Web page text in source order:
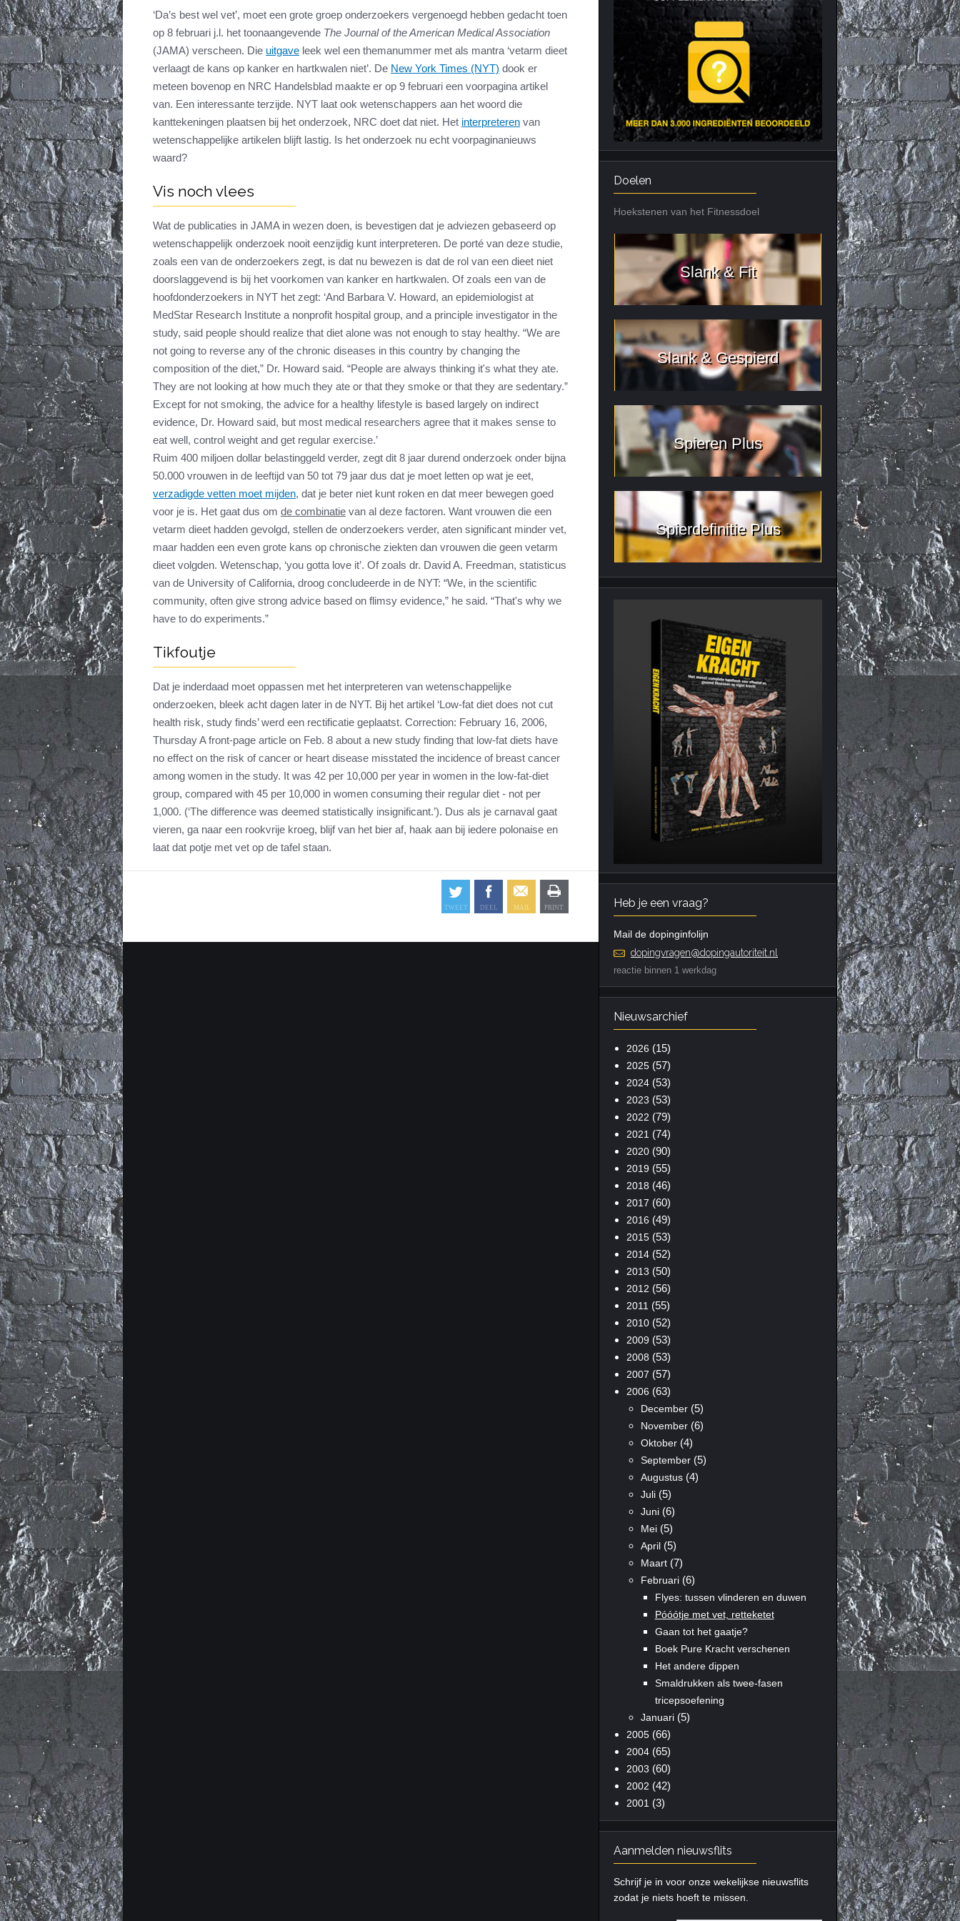
Cardiotraining
Combi van cardio en kracht
Trainingsfouten top 10
Veel gestelde vragen
Nutriënt Timing
Veel gestelde vragen
Citrus Aurantium
Tribulus Terrestris
Vitaminen en
mineralen
Weight Gainers
Nieuws archief
‘Da’s best wel vet’, moet een grote groep onderzoekers vergenoegd hebben gedacht toen
op 8 februari j.l. het toonaangevende The Journal of the American Medical Association
(JAMA) verscheen. Die uitgave leek wel een themanummer met als mantra ‘vetarm dieet
verlaagt de kans op kanker en hartkwalen niet’. De New York Times (NYT) dook er
meteen bovenop en NRC Handelsblad maakte er op 9 februari een voorpagina artikel
van. Een interessante terzijde. NYT laat ook wetenschappers aan het woord die
kanttekeningen plaatsen bij het onderzoek, NRC doet dat niet. Het interpreteren van
wetenschappelijke artikelen blijft lastig. Is het onderzoek nu echt voorpaginanieuws
waard?
Vis noch vlees
Wat de publicaties in JAMA in wezen doen, is bevestigen dat je adviezen gebaseerd op
wetenschappelijk onderzoek nooit eenzijdig kunt interpreteren. De porté van deze studie,
zoals een van de onderzoekers zegt, is dat nu bewezen is dat de rol van een dieet niet
doorslaggevend is bij het voorkomen van kanker en hartkwalen. Of zoals een van de
hoofdonderzoekers in NYT het zegt: ‘And Barbara V. Howard, an epidemiologist at
MedStar Research Institute a nonprofit hospital group, and a principle investigator in the
study, said people should realize that diet alone was not enough to stay healthy. “We are
not going to reverse any of the chronic diseases in this country by changing the
composition of the diet,” Dr. Howard said. “People are always thinking it's what they ate.
They are not looking at how much they ate or that they smoke or that they are sedentary.”
Except for not smoking, the advice for a healthy lifestyle is based largely on indirect
evidence, Dr. Howard said, but most medical researchers agree that it makes sense to
eat well, control weight and get regular exercise.’
Ruim 400 miljoen dollar belastinggeld verder, zegt dit 8 jaar durend onderzoek onder bijna
50.000 vrouwen in de leeftijd van 50 tot 79 jaar dus dat je moet letten op wat je eet,
verzadigde vetten moet mijden, dat je beter niet kunt roken en dat meer bewegen goed
voor je is. Het gaat dus om de combinatie van al deze factoren. Want vrouwen die een
vetarm dieet hadden gevolgd, stellen de onderzoekers verder, aten significant minder vet,
maar hadden een even grote kans op chronische ziekten dan vrouwen die geen vetarm
dieet volgden. Wetenschap, ‘you gotta love it’. Of zoals dr. David A. Freedman, statisticus
van de University of California, droog concludeerde in de NYT: “We, in the scientific
community, often give strong advice based on flimsy evidence,” he said. “That's why we
have to do experiments.”
Tikfoutje
Dat je inderdaad moet oppassen met het interpreteren van wetenschappelijke
onderzoeken, bleek acht dagen later in de NYT. Bij het artikel ‘Low-fat diet does not cut
health risk, study finds’ werd een rectificatie geplaatst. Correction: February 16, 2006,
Thursday A front-page article on Feb. 8 about a new study finding that low-fat diets have
no effect on the risk of cancer or heart disease misstated the incidence of breast cancer
among women in the study. It was 42 per 10,000 per year in women in the low-fat-diet
group, compared with 45 per 10,000 in women consuming their regular diet - not per
1,000. (‘The difference was deemed statistically insignificant.’). Dus als je carnaval gaat
vieren, ga naar een rookvrije kroeg, blijf van het bier af, haak aan bij iedere polonaise en
laat dat potje met vet op de tafel staan.
Doelen
Hoekstenen van het Fitnessdoel
Slank & Fit
Slank & Gespierd
Spieren Plus
Spierdefinitie Plus
Heb je een vraag?
Mail de dopinginfolijn
dopingvragen@dopingautoriteit.nl
reactie binnen 1 werkdag
Nieuwsarchief
2026 (15)
2025(57)
2024(53)
2023 (53)
2022 (79)
2021 (74)
2020(90)
2019 (55)
2018 (46)
2017 (60)
2016 (49)
2015(53)
2014(52)
2013 (50)
2012 (56)
2011 (55)
2010(52)
2009 (53)
2008 (53)
2007 (57)
2006 (63)
December(5)
November(6)
Oktober(4)
September(5)
Augustus(4)
Juli(5)
Juni(6)
Mei(5)
April(5)
Maart(7)
Februari(6)
Flyes: tussen vlinderen en duwen
Póóótje met vet, retteketet
Gaan tot het gaatje?
Boek Pure Kracht verschenen
Het andere dippen
Smaldrukken als twee-fasen
tricepsoefening
Januari(5)
2005(66)
2004(65)
2003 (60)
2002 (42)
2001 (3)
Aanmelden nieuwsflits
Schrijf je in voor onze wekelijkse nieuwsflits
zodat je niets hoeft te missen.